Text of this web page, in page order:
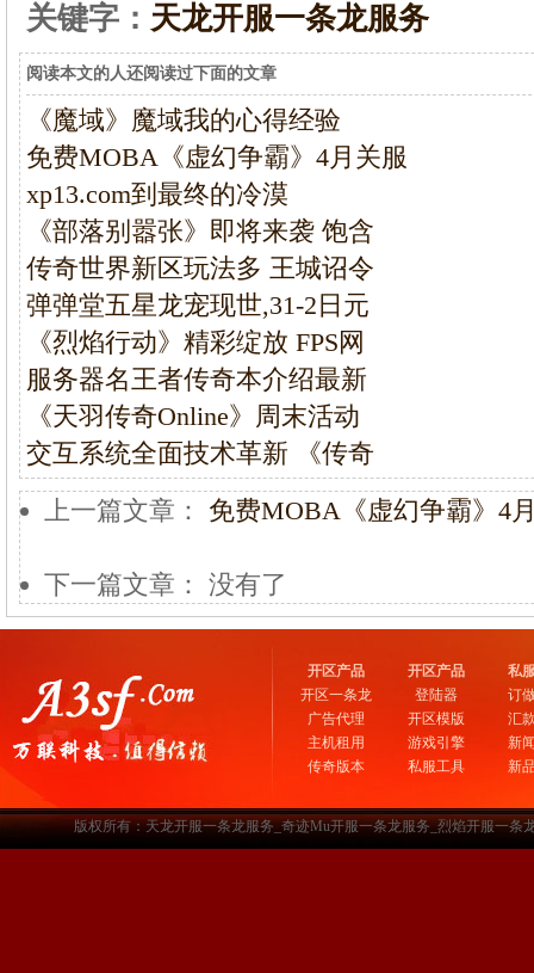
关键字： 天龙开服一条龙服务
阅读本文的人还阅读过下面的文章
《魔域》魔域我的心得经验
免费MOBA《虚幻争霸》4月关服
xp13.com到最终的冷漠
《部落别嚣张》即将来袭 饱含
传奇世界新区玩法多 王城诏令
弹弹堂五星龙宠现世,31-2日元
《烈焰行动》精彩绽放 FPS网
服务器名王者传奇本介绍最新
《天羽传奇Online》周末活动
交互系统全面技术革新 《传奇
上一篇文章： 免费MOBA《虚幻争霸》4
下一篇文章： 没有了
开区产品
开区一条龙
广告代理
主机租用
传奇版本
开区产品
登陆器
开区模版
游戏引擎
私服工具
私
订
汇
新
新
版权所有：天龙开服一条龙服务_奇迹Mu开服一条龙服务_烈焰开服一条